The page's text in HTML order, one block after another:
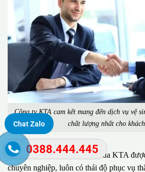
Công ty KTA cam kết mang đến dịch vụ vệ
chất lượng nhất cho
Đặc biệt, đội ngũ nhân viên của KTA
chuyên nghiệp, luôn có thái độ phục vụ
Chat Zalo
0388.444.445